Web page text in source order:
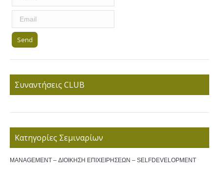
Συναντήσεις CLUB
Κατηγορίες Σεμιναρίων
MANAGEMENT – ΔΙΟΙΚΗΣΗ ΕΠΙΧΕΙΡΗΣΕΩΝ – SELFDEVELOPMENT